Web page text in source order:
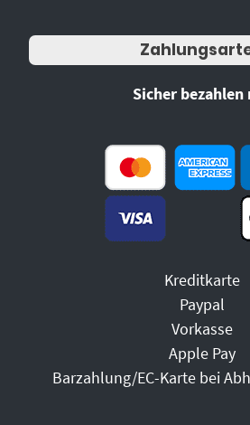
Sicher
Kreditkarte
Paypal
Vorkasse
Apple Pay
Barzahlung/EC-Karte bei